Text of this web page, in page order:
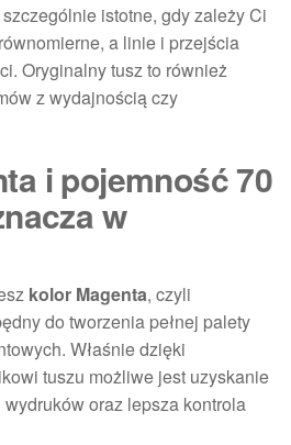
istotne, gdy zależy Ci
a linie i przejścia
Oryginalny tusz to również
z wydajnością czy
i pojemność 70
w
kolor Magenta, czyli
do tworzenia pełnej palety
Właśnie dzięki
tuszu możliwe jest uzyskanie
oraz lepsza kontrola